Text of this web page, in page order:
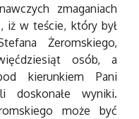
zmaganiach
iż w teście, który był
Żeromskiego,
osób, a
kierunkiem Pani
doskonałe wyniki.
może być